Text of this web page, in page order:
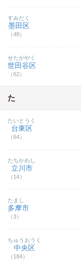
墨田区
（48）
すみだく
世田谷区
（62）
せたがやく
た
台東区
（64）
たいとうく
立川市
（14）
たちかわし
多摩市
（3）
たまし
中央区
（184）
ちゅうおうく